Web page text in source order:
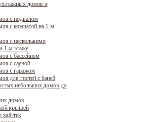
домов и
с подвалом
с комнатой на 1-м
с несколькими
1-м этаже
с бассейном
с сауной
с гаражом
для гостей с баней
небольших домов до
домов
крышей
хай-тек